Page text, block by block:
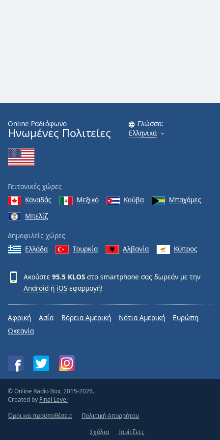
Online Ραδιόφωνο
Ηνωμένες Πολιτείες
Γλώσσα:
Ελληνικά
Γειτονικές χώρες
Καναδάς
Μεξικό Κούβα
Μπαχάμες
Μπελίζ
Δημοφιλείς χώρες
Ελλάδα
Τουρκία Αλβανία Κύπρος
Ακούστε 95.5 KLOS στο smartphone σας δωρεάν με την
Android ή iOS εφαρμογή!
Αφρική Ασία Βόρεια Αμερική Νότια Αμερική
Ευρώπη
Ωκεανία
© Online Radio Box, 2015-2026.
Created by Final Level
Όροι και προϋποθέσεις
Πολιτική Απορρήτου
Σχόλια
Γουίτζετς